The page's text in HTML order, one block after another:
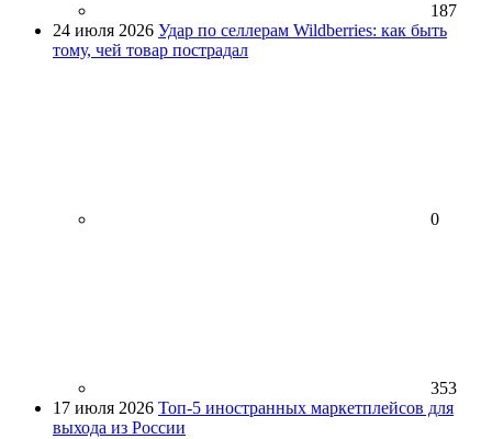
187
24 июля 2026 Удар по селлерам Wildberries: как быть
тому, чей товар пострадал
0
353
17 июля 2026 Топ-5 иностранных маркетплейсов для
выхода из России